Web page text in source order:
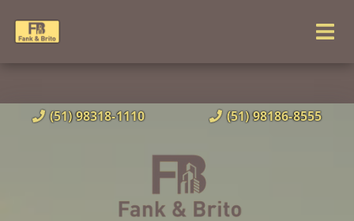
(51) 98318-1110 (51) 98186-8555